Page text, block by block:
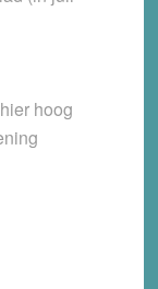
hoog